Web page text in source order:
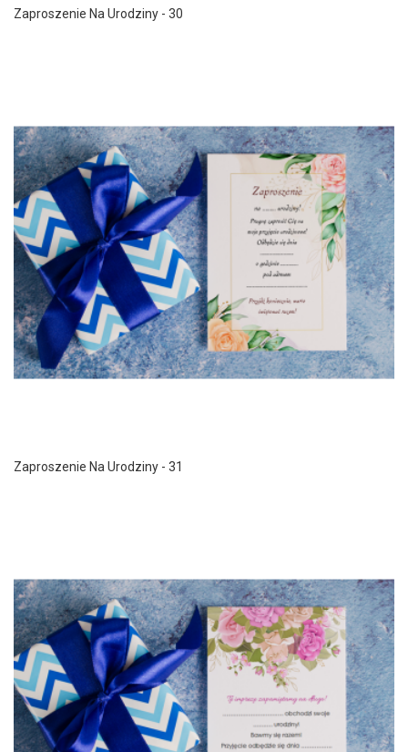
Zaproszenie Na Urodziny - 30
Zaproszenie Na Urodziny - 31